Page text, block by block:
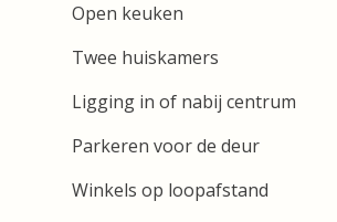
Open keuken
Twee huiskamers
Ligging in of nabij centrum
Parkeren voor de deur
Winkels op loopafstand